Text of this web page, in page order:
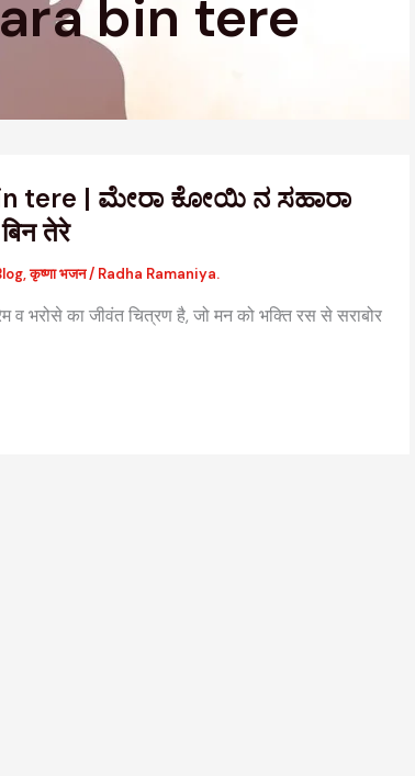
bin tere
tere | ಮೇರಾ ಕೋಯಿ ನ ಸಹಾರಾ
तेरे
,कृष्णा भजन/ Radha Ramaniya.
भरोसे का जीवंत चित्रण है, जो मन को भक्ति रस से सराबोर